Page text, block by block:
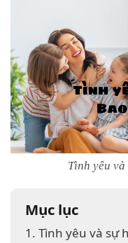
Tình yêu
Mục lục
1. Tình yêu và sự